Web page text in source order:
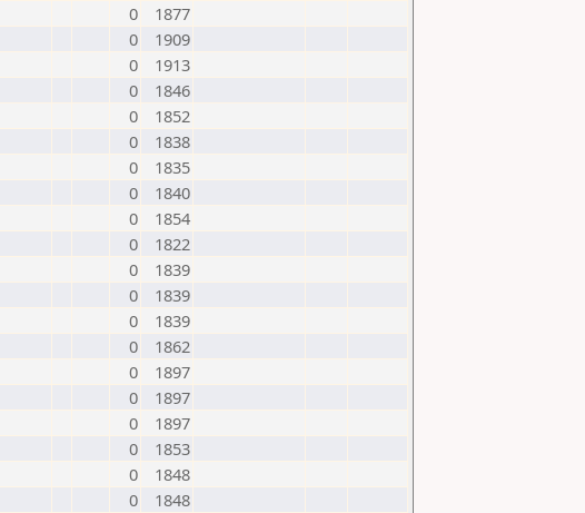
0
1877
0
1909
0
1913
0
1846
0
1852
0
1838
0
1835
0
1840
0
1854
0
1822
0
1839
0
1839
0
1839
0
1862
0
1897
0
1897
0
1897
0
1853
0
1848
0
1848